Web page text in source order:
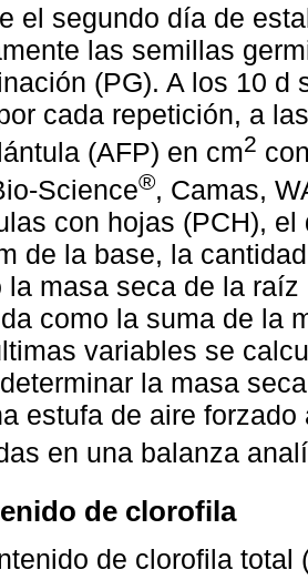
el segundo día de
las semillas
(PG). A los 10
cada repetición, a
(AFP) en cm2
Science®, Camas,
con hojas (PCH),
de la base, la
la masa seca de la
como la suma de la
variables se
la masa
estufa de aire
en una balanza
de clorofila
de clorofila total